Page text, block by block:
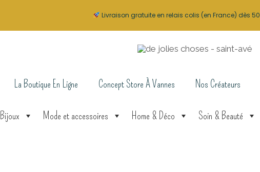
La Boutique En Ligne Concept Store À Vannes Nos Créateurs
Bijoux Mode et accessoires Home & Déco Soin & Beauté
Livraison gratuite en relais colis (en France) dès